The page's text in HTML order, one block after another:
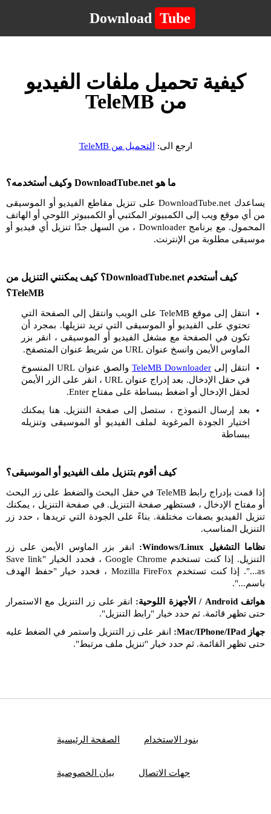
Download Tube
كيفية تحميل ملفات الفيديو
من TeleMB
ارجع الى: التحميل من TeleMB
ما هو DownloadTube.net وكيف أستخدمه؟
يساعدك DownloadTube.net على تنزيل مقاطع الفيديو أو الموسيقى
من أي موقع ويب إلى الكمبيوتر المكتبي أو الكمبيوتر اللوحي أو الهاتف
المحمول. مع برنامج Downloader ، من السهل جدًا تنزيل أي فيديو أو
موسيقى مطلوبة من الإنترنت.
كيف أستخدم DownloadTube.net؟ كيف يمكنني التنزيل من
TeleMB؟
انتقل إلى موقع TeleMB على الويب وانتقل إلى الصفحة التي
تحتوي على الفيديو أو الموسيقى التي تريد تنزيلها. بمجرد أن
تكون في الصفحة مع مشغل الفيديو أو الموسيقى ، انقر بزر
الماوس الأيمن وانسخ عنوان URL من شريط عنوان المتصفح.
انتقل إلى TeleMB Downloader
والصق عنوان URL المنسوخ
في حقل الإدخال. بعد إدراج عنوان URL ، انقر على الزر الأيمن
لحقل الإدخال أو اضغط ببساطة على مفتاح Enter.
بعد إرسال النموذج ، ستصل إلى صفحة التنزيل. هنا يمكنك
اختيار الجودة المرغوبة لملف الفيديو أو الموسيقى وتنزيله
ببساطة
كيف أقوم بتنزيل ملف الفيديو أو الموسيقى؟
إذا قمت بإدراج رابط TeleMB في حقل البحث والضغط على زر البحث
أو مفتاح الإدخال ، فستظهر صفحة التنزيل. في صفحة التنزيل ، يمكنك
تنزيل الفيديو بصفات مختلفة. بناءً على الجودة التي تريدها ، حدد زر
التنزيل المناسب.
نظاما التشغيل Windows/Linux:
انقر بزر الماوس الأيمن على زر
التنزيل. إذا كنت تستخدم Google Chrome ، فحدد الخيار "Save link
as...". إذا كنت تستخدم Mozilla FireFox ، فحدد خيار "حفظ الهدف
باسم...".
هواتف Android / الأجهزة اللوحية:
انقر على زر التنزيل مع الاستمرار
حتى تظهر قائمة. ثم حدد خيار "رابط التنزيل".
جهاز Mac/IPhone/IPad:
انقر على زر التنزيل واستمر في الضغط عليه
حتى تظهر القائمة. ثم حدد خيار "تنزيل ملف مرتبط".
الصفحة الرئيسية بنود الاستخدام
بيان الخصوصية جهات الاتصال